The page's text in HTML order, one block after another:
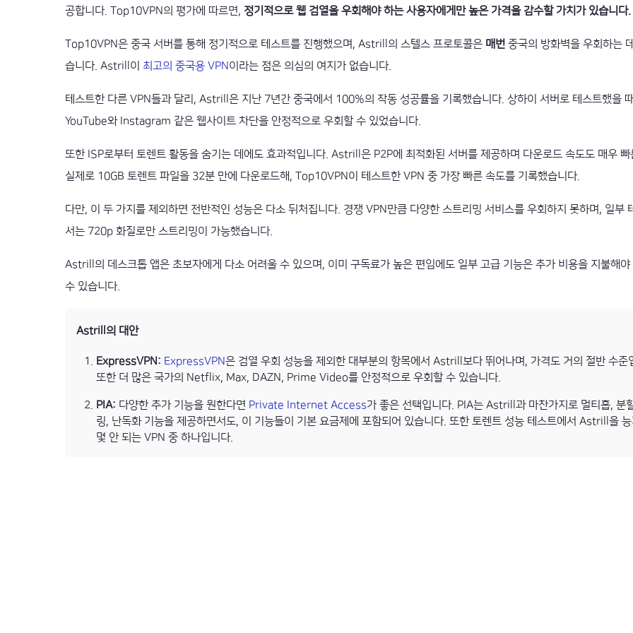
공합니다. Top10VPN의 평가에 따르면, 정기적으로 웹 검열을 우회해야 하는 사용자에게만 높은 가격을 감수할 가치가 있습니다.
Top10VPN은 중국 서버를 통해 정기적으로 테스트를 진행했으며, Astrill의 스텔스 프로토콜은 매번 중국의 방화벽을 우회하는
습니다. Astrill이 최고의 중국용 VPN이라는 점은 의심의 여지가 없습니다.
테스트한 다른 VPN들과 달리, Astrill은 지난 7년간 중국에서 100%의 작동 성공률을 기록했습니다. 상하이 서버로 테스트했을
YouTube와 Instagram 같은 웹사이트 차단을 안정적으로 우회할 수 있었습니다.
또한 ISP로부터 토렌트 활동을 숨기는 데에도 효과적입니다. Astrill은 P2P에 최적화된 서버를 제공하며 다운로드 속도도 매우 빠
실제로 10GB 토렌트 파일을 32분 만에 다운로드해, Top10VPN이 테스트한 VPN 중 가장 빠른 속도를 기록했습니다.
다만, 이 두 가지를 제외하면 전반적인 성능은 다소 뒤처집니다. 경쟁 VPN만큼 다양한 스트리밍 서비스를 우회하지 못하며, 일부
서는 720p 화질로만 스트리밍이 가능했습니다.
Astrill의 데스크톱 앱은 초보자에게 다소 어려울 수 있으며, 이미 구독료가 높은 편임에도 일부 고급 기능은 추가 비용을 지불해야
수 있습니다.
Astrill의 대안
ExpressVPN: ExpressVPN은 검열 우회 성능을 제외한 대부분의 항목에서 Astrill보다 뛰어나며, 가격도 거의 절반 수준
또한 더 많은 국가의 Netflix, Max, DAZN, Prime Video를 안정적으로 우회할 수 있습니다.
PIA: 다양한 추가 기능을 원한다면 Private Internet Access가 좋은 선택입니다. PIA는 Astrill과 마찬가지로 멀티홉, 분
링, 난독화 기능을 제공하면서도, 이 기능들이 기본 요금제에 포함되어 있습니다. 또한 토렌트 성능 테스트에서 Astrill을
몇 안 되는 VPN 중 하나입니다.